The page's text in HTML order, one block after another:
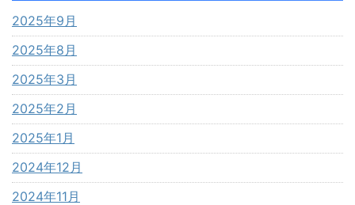
2025年9月
2025年8月
2025年3月
2025年2月
2025年1月
2024年12月
2024年11月